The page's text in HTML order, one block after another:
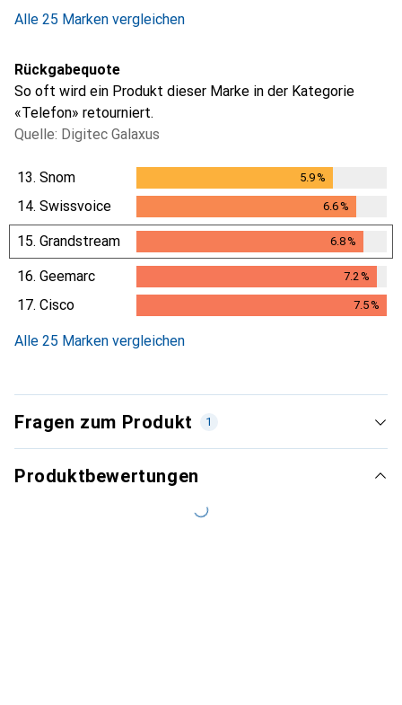
Alle 25 Marken vergleichen
Rückgabequote
So oft wird ein Produkt dieser Marke in der Kategorie
«Telefon» retourniert.
Quelle: Digitec Galaxus
13. Snom 5.9%
14. Swissvoice 6.6%
6.6%
15. Grandstream 6.8%
6.8%
16. Geemarc 7.2%
7.2%
17. Cisco 7.5%
Alle 25 Marken vergleichen
Fragen zum Produkt 1
Produktbewertungen